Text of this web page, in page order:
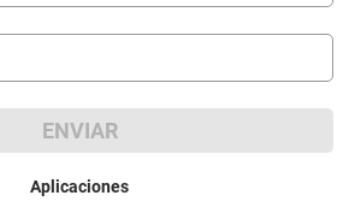
ENVIAR
Aplicaciones